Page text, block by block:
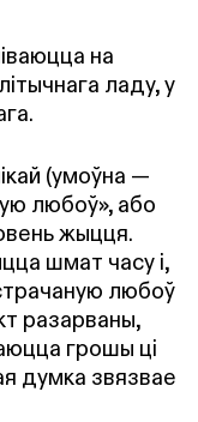
на
ладу, у
(умоўна —
любоў», або
жыцця.
шмат часу і,
любоў
разарваны,
грошы ці
думка звязвае